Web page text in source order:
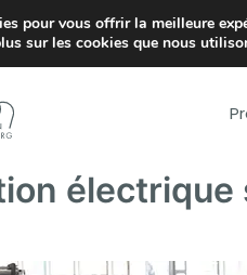
+352 26
pour vous offrir la meilleure
sur les cookies que nous